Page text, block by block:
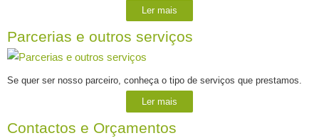
Ler mais
Parcerias e outros serviços
Se quer ser nosso parceiro, conheça o tipo de serviços que prestamos.
Ler mais
Contactos e Orçamentos